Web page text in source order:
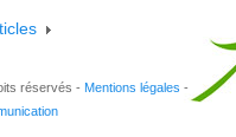
réservés - Mentions légales -